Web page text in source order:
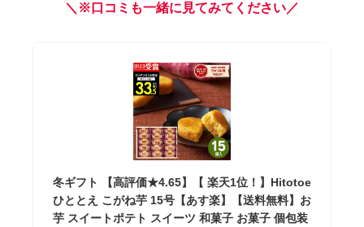
＼※⼝コミも⼀緒に⾒てみてください／
冬ギフト 【高評価★4.65】【 楽天1位！】Hitotoe
ひととえ こがね芋 15号【あす楽】【送料無料】お
芋 スイートポテト スイーツ 和菓子 お菓子 個包装